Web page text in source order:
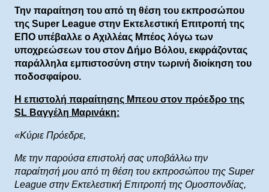
Την παραίτηση του από τη θέση του εκπροσώπου
της Super League στην Εκτελεστική Επιτροπή της
ΕΠΟ υπέβαλλε ο Αχιλλέας Μπέος λόγω των
υποχρεώσεων του στον Δήμο Βόλου, εκφράζοντας
παράλληλα εμπιστοσύνη στην τωρινή διοίκηση του
ποδοσφαίρου.
Η επιστολή παραίτησης Μπεου στον πρόεδρο της
SL Βαγγέλη Μαρινάκη:
«Κύριε Πρόεδρε,
Με την παρούσα επιστολή σας υποβάλλω την
παραίτησή μου από τη θέση του εκπροσώπου της Super
League στην Εκτελεστική Επιτροπή της Ομοσπονδίας,